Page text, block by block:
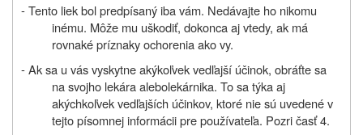
- Tento liek bol predpísaný iba vám. Nedávajte ho nikomu
inému. Môže mu uškodiť, dokonca aj vtedy, ak má
rovnaké príznaky ochorenia ako vy.
-Ak sa u vás vyskytne akýkoľvek vedľajší účinok, obráťte sa
na svojho lekára alebolekárnika. To sa týka aj
akýchkoľvek vedľajších účinkov, ktoré nie sú uvedené v
tejto písomnej informácii pre používateľa. Pozri časť 4.